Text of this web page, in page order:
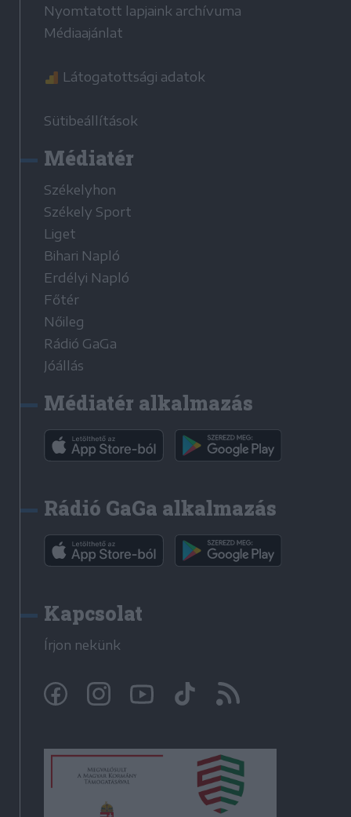
Nyomtatott lapjaink archívuma
Médiaajánlat
Látogatottsági adatok
Sütibeállítások
Médiatér
Székelyhon
Székely Sport
Liget
Bihari Napló
Erdélyi Napló
Főtér
Nőileg
Rádió GaGa
Jóállás
Médiatér alkalmazás
Rádió GaGa alkalmazás
Kapcsolat
Írjon nekünk